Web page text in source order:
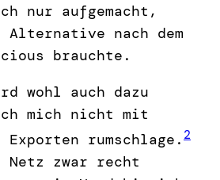
nur aufgemacht,
nach dem
brauchte.
wohl auch dazu
mich nicht mit
Exporten rumschlage. 2
Netz zwar recht